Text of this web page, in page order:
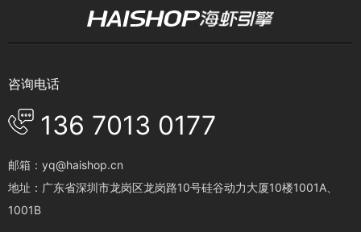
咨询电话
136 7013 0177
邮箱：yq@haishop.cn
地址：广东省深圳市龙岗区龙岗路10号硅谷动力大厦10楼1001A、
1001B